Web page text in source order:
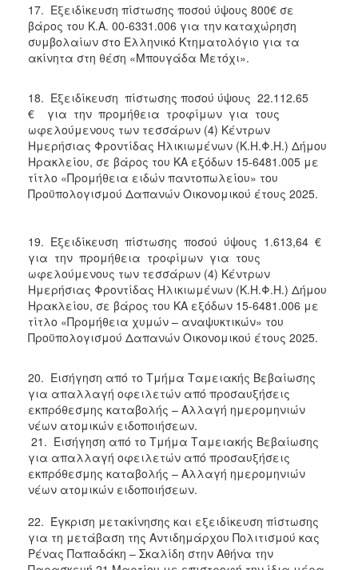
17. Εξειδίκευση πίστωσης ποσού ύψους 800€ σε
βάρος του Κ.Α. 00-6331.006 για την καταχώρηση
συμβολαίων στο Ελληνικό Κτηματολόγιο για τα
ακίνητα στη θέση «Μπουγάδα Μετόχι».
18. Εξειδίκευση πίστωσης ποσού ύψους 22.112.65
€ για την προμήθεια τροφίμων για τους
ωφελούμενους των τεσσάρων (4) Κέντρων
Ημερήσιας Φροντίδας Ηλικιωμένων (Κ.Η.Φ.Η.) Δήμου
Ηρακλείου, σε βάρος του ΚΑ εξόδων 15-6481.005 με
τίτλο «Προμήθεια ειδών παντοπωλείου» του
Προϋπολογισμού Δαπανών Οικονομικού έτους 2025.
19. Εξειδίκευση πίστωσης ποσού ύψους 1.613,64 €
για την προμήθεια τροφίμων για τους
ωφελούμενους των τεσσάρων (4) Κέντρων
Ημερήσιας Φροντίδας Ηλικιωμένων (Κ.Η.Φ.Η.) Δήμου
Ηρακλείου, σε βάρος του ΚΑ εξόδων 15-6481.006 με
τίτλο «Προμήθεια χυμών – αναψυκτικών» του
Προϋπολογισμού Δαπανών Οικονομικού έτους 2025.
20. Εισήγηση από το Τμήμα Ταμειακής Βεβαίωσης
για απαλλαγή οφειλετών από προσαυξήσεις
εκπρόθεσμης καταβολής – Αλλαγή ημερομηνιών
νέων ατομικών ειδοποιήσεων.
21. Εισήγηση από το Τμήμα Ταμειακής Βεβαίωσης
για απαλλαγή οφειλετών από προσαυξήσεις
εκπρόθεσμης καταβολής – Αλλαγή ημερομηνιών
νέων ατομικών ειδοποιήσεων.
22. Έγκριση μετακίνησης και εξειδίκευση πίστωσης
για τη μετάβαση της Αντιδημάρχου Πολιτισμού κας
Ρένας Παπαδάκη – Σκαλίδη στην Αθήνα την